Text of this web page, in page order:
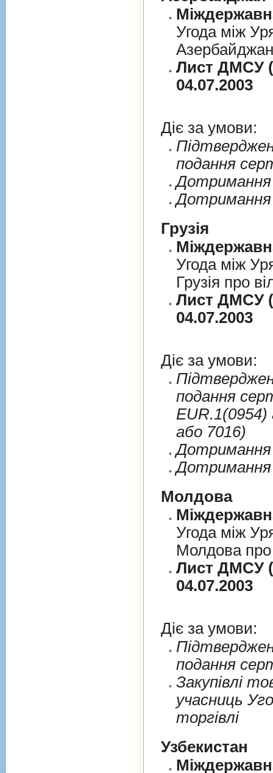
Угода між
Лист ДМСУ
04.07.2003
Діє за умови:
подання
Дотримання
Дотримання
Грузія
Угода між
Грузія про
Лист ДМСУ
04.07.2003
Діє за умови:
подання
EUR.1(0954)
або 7016)
Дотримання
Дотримання
Молдова
Угода між
Молдова про
Лист ДМСУ
04.07.2003
Діє за умови:
подання
Закупiвлi
учасниць
торгiвлi
Узбекистан